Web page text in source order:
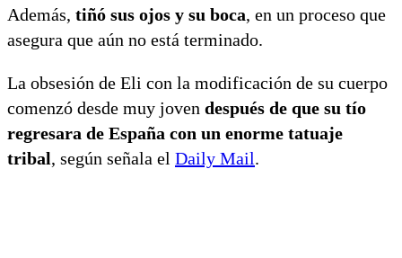
Además, tiñó sus ojos y su boca, en un proceso que
asegura que aún no está terminado.
La obsesión de Eli con la modificación de su cuerpo
comenzó desde muy joven después de que su tío
regresara de España con un enorme tatuaje
tribal, según señala el Daily Mail.